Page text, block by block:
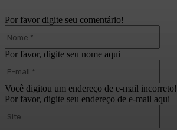
Por favor digite seu comentário!
Por favor, digite seu nome aqui
Você digitou um endereço de e-mail incorreto!
Por favor, digite seu endereço de e-mail aqui